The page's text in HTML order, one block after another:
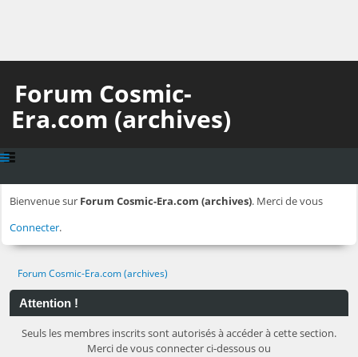
Forum Cosmic-
Era.com (archives)
Bienvenue sur Forum Cosmic-Era.com (archives). Merci de vous
Connecter.
Forum Cosmic-Era.com (archives)
Attention !
Seuls les membres inscrits sont autorisés à accéder à cette section.
Merci de vous connecter ci-dessous ou